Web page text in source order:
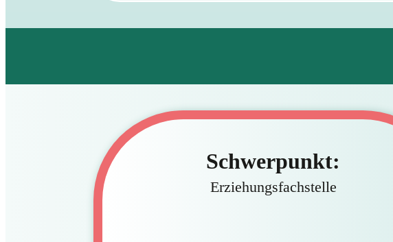
Schwerpunkt:
Erziehungsfachstelle